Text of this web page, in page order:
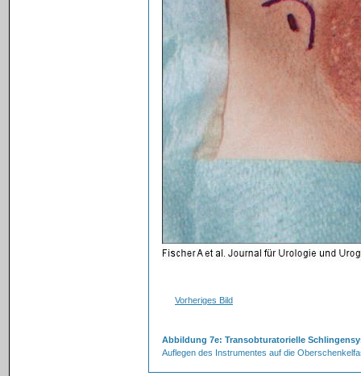
Vorheriges Bild
Abbildung 7e: Transobturatorielle
Auflegen des Instrumentes auf die